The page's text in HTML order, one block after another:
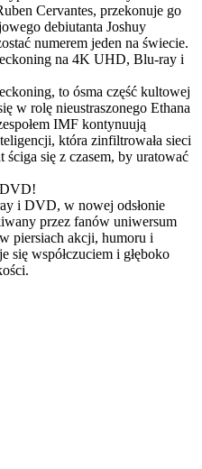
Cervantes, przekonuje go
debiutanta Joshuy
numerem jeden na świecie.
na 4K UHD, Blu-ray i
to ósma część kultowej
w rolę nieustraszonego Ethana
IMF kontynuują
która zinfiltrowała sieci
się z czasem, by uratować
i DVD, w nowej odsłonie
przez fanów uniwersum
piersiach akcji, humoru i
się współczuciem i głęboko